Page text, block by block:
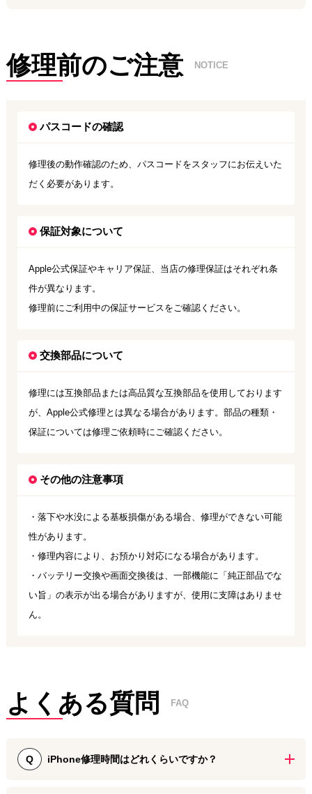
修理前のご注意 NOTICE
パスコードの確認
修理後の動作確認のため、パスコードをスタッフにお伝えいた
だく必要があります。
保証対象について
Apple公式保証やキャリア保証、当店の修理保証はそれぞれ条
件が異なります。
修理前にご利用中の保証サービスをご確認ください。
交換部品について
修理には互換部品または高品質な互換部品を使用しております
が、Apple公式修理とは異なる場合があります。部品の種類・
保証については修理ご依頼時にご確認ください。
その他の注意事項
・落下や水没による基板損傷がある場合、修理ができない可能
性があります。
・修理内容により、お預かり対応になる場合があります。
・バッテリー交換や画面交換後は、一部機能に「純正部品でな
い旨」の表示が出る場合がありますが、使用に支障はありませ
ん。
よくある質問 FAQ
Q iPhone修理時間はどれくらいですか？